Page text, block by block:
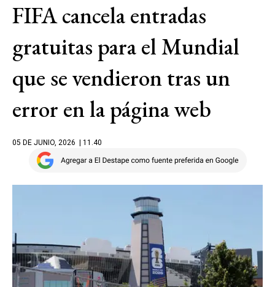
FIFA cancela entradas
gratuitas para el Mundial
que se vendieron tras un
error en la página web
05 DE JUNIO, 2026 | 11.40